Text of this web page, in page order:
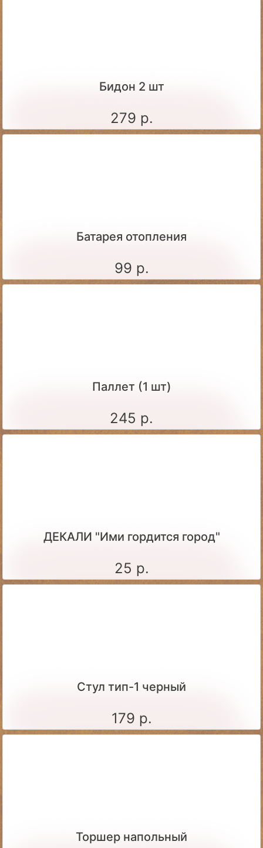
Бидон 2 шт
279 р.
Батарея отопления
99 р.
Паллет (1 шт)
245 р.
ДЕКАЛИ "Ими гордится город"
25 р.
Стул тип-1 черный
179 р.
Торшер напольный